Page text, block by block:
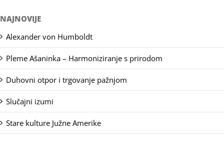
NAJNOVIJE
Alexander von Humboldt
Pleme Ašaninka – Harmoniziranje s prirodom
Duhovni otpor i trgovanje pažnjom
Slučajni izumi
Stare kulture Južne Amerike